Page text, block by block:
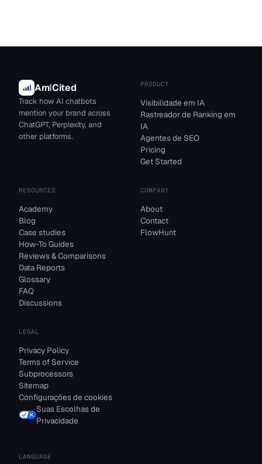
AmICited
Track how AI chatbots
mention your brand across
ChatGPT, Perplexity, and
other platforms.
PRODUCT
Visibilidade em IA
Rastreador de Ranking em
IA
Agentes de SEO
Pricing
Get Started
RESOURCES
Academy
Blog
Case studies
How-To Guides
Reviews & Comparisons
Data Reports
Glossary
FAQ
Discussions
COMPANY
About
Contact
FlowHunt
LEGAL
Privacy Policy
Terms of Service
Subprocessors
Sitemap
Configurações de cookies
Suas Escolhas de
Privacidade
LANGUAGE